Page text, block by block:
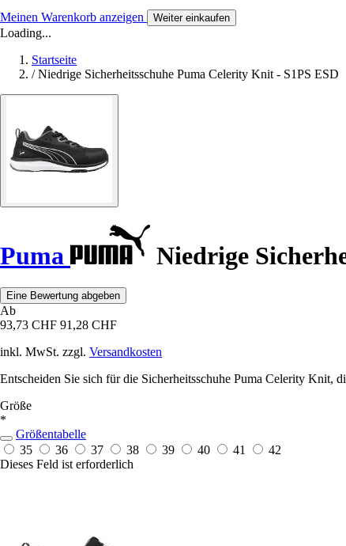
Meinen Warenkorb anzeigen Weiter einkaufen
Loading...
Startseite
/ Niedrige Sicherheitsschuhe Puma Celerity Knit - S1PS ESD
Puma Niedrige
Eine Bewertung abgeben
Ab
93,73 CHF 91,28 CHF
inkl. MwSt. zzgl. Versandkosten
Entscheiden Sie sich für die Sicherheitsschuhe Puma Celerity Knit,
Größe
*
Größentabelle
35
36 37 38 39 40 41
42
Dieses Feld ist erforderlich